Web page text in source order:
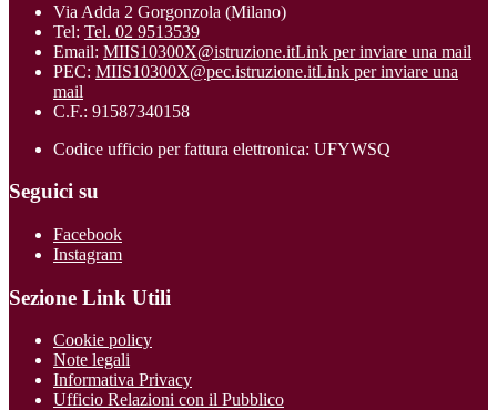
Via Adda 2 Gorgonzola (Milano)
Tel: Tel. 02 9513539
Email: MIIS10300X@istruzione.itLink per inviare una mail
PEC: MIIS10300X@pec.istruzione.itLink per inviare una
mail
C.F.: 91587340158
Codice ufficio per fattura elettronica: UFYWSQ
Seguici su
Facebook
Instagram
Sezione Link Utili
Cookie policy
Note legali
Informativa Privacy
Ufficio Relazioni con il Pubblico